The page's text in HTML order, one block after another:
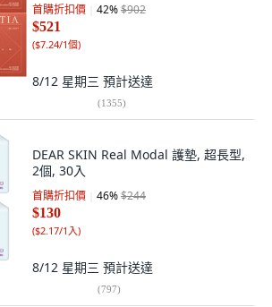
首購折扣價 42%$902
$521
($7.24/1個)
8/12 星期三 預計送達
(1355)
DEAR SKIN Real Modal 護墊, 超長型,
2個, 30入
首購折扣價 46%$244
$130
($2.17/1入)
8/12 星期三 預計送達
(797)